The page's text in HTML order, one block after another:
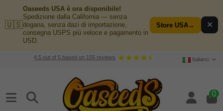
🇺🇸
Oaseeds USA è ora disponibile!
Spedizione dalla California — senza
dogana, senza dazi di importazione,
consegna USPS più veloce e pagamento in
USD.
Store USA→ ✕
4.5 out of 5 based on 155 reviews Italiano
0